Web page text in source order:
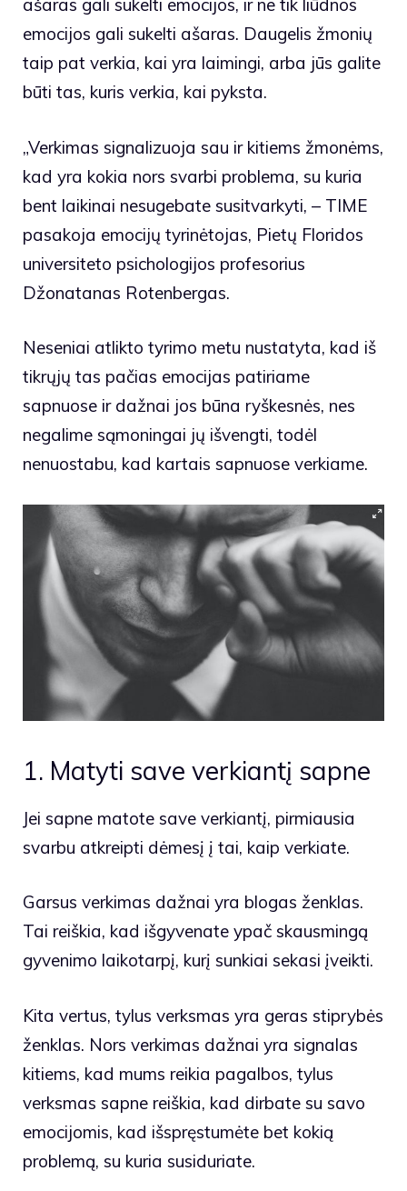
ašaras gali sukelti emocijos, ir ne tik liūdnos
emocijos gali sukelti ašaras. Daugelis žmonių
taip pat verkia, kai yra laimingi, arba jūs galite
būti tas, kuris verkia, kai pyksta.
„Verkimas signalizuoja sau ir kitiems žmonėms,
kad yra kokia nors svarbi problema, su kuria
bent laikinai nesugebate susitvarkyti, – TIME
pasakoja emocijų tyrinėtojas, Pietų Floridos
universiteto psichologijos profesorius
Džonatanas Rotenbergas.
Neseniai atlikto tyrimo metu nustatyta, kad iš
tikrųjų tas pačias emocijas patiriame
sapnuose ir dažnai jos būna ryškesnės, nes
negalime sąmoningai jų išvengti, todėl
nenuostabu, kad kartais sapnuose verkiame.
1. Matyti save verkiantį sapne
Jei sapne matote save verkiantį, pirmiausia
svarbu atkreipti dėmesį į tai, kaip verkiate.
Garsus verkimas dažnai yra blogas ženklas.
Tai reiškia, kad išgyvenate ypač skausmingą
gyvenimo laikotarpį, kurį sunkiai sekasi įveikti.
Kita vertus, tylus verksmas yra geras stiprybės
ženklas. Nors verkimas dažnai yra signalas
kitiems, kad mums reikia pagalbos, tylus
verksmas sapne reiškia, kad dirbate su savo
emocijomis, kad išspręstumėte bet kokią
problemą, su kuria susiduriate.